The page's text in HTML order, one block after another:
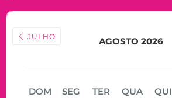
JULHO AGOSTO 2026
DOM SEG TER QUA QUI